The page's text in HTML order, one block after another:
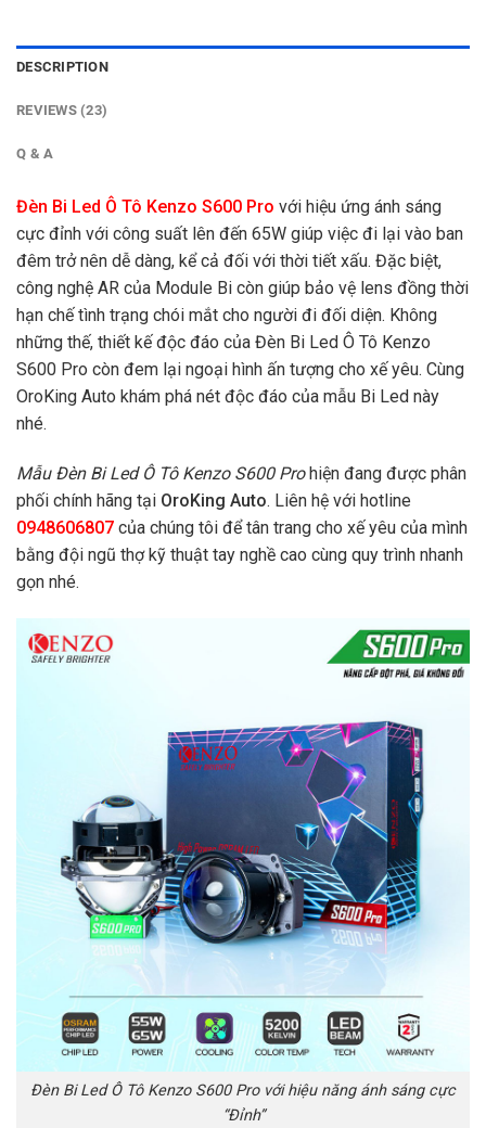
DESCRIPTION
REVIEWS (23)
Q & A
Đèn Bi Led Ô Tô Kenzo S600 Pro với hiệu ứng ánh sáng
cực đỉnh với công suất lên đến 65W giúp việc đi lại vào ban
đêm trở nên dễ dàng, kể cả đối với thời tiết xấu. Đặc biệt,
công nghệ AR của Module Bi còn giúp bảo vệ lens đồng thời
hạn chế tình trạng chói mắt cho người đi đối diện. Không
những thế, thiết kế độc đáo của Đèn Bi Led Ô Tô Kenzo
S600 Pro còn đem lại ngoại hình ấn tượng cho xế yêu. Cùng
OroKing Auto khám phá nét độc đáo của mẫu Bi Led này
nhé.
Mẫu Đèn Bi Led Ô Tô Kenzo S600 Prohiện đang được phân
phối chính hãng tại OroKing Auto. Liên hệ với hotline
0948606807 của chúng tôi để tân trang cho xế yêu của mình
bằng đội ngũ thợ kỹ thuật tay nghề cao cùng quy trình nhanh
gọn nhé.
Đèn Bi Led Ô Tô Kenzo S600 Pro với hiệu năng ánh sáng cực
“Đỉnh”